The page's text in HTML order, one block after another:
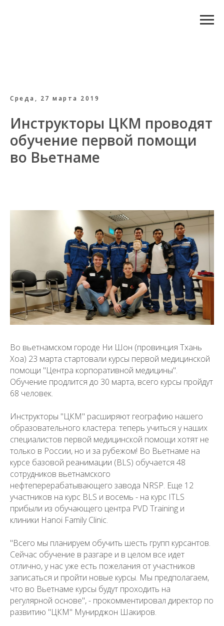
Среда, 27 марта 2019
Инструкторы ЦКМ проводят
обучение первой помощи
во Вьетнаме
Во вьетнамском городе Ни Шон (провинция Тхань
Хоа) 23 марта стартовали курсы первой медицинской
помощи "Центра корпоративной медицины".
Обучение продлится до 30 марта, всего курсы пройдут
68 человек.
Инструкторы "ЦКМ" расширяют географию нашего
образовательного кластера: теперь учиться у наших
специалистов первой медицинской помощи хотят не
только в России, но и за рубежом! Во Вьетнаме на
курсе базовой реанимации (BLS) обучается 48
сотрудников вьетнамского
нефтеперерабатывающего завода NRSP. Еще 12
участников на курс BLS и восемь - на курс ITLS
прибыли из обучающего центра PVD Training и
клиники Hanoi Family Clinic.
"Всего мы планируем обучить шесть групп курсантов.
Сейчас обучение в разгаре и в целом все идет
отлично, у нас уже есть пожелания от участников
записаться и пройти новые курсы. Мы предполагаем,
что во Вьетнаме курсы будут проходить на
регулярной основе", - прокомментировал директор по
развитию "ЦКМ" Мунирджон Шакиров.